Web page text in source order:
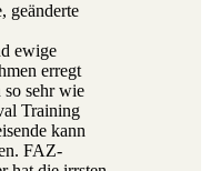
geänderte
ewige
erregt
sehr wie
Training
kann
FAZ-